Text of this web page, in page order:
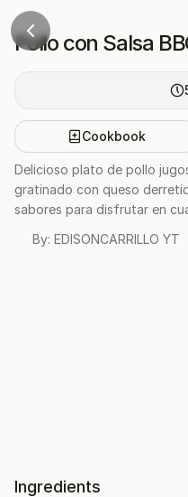
Pollo con Salsa
Cookbook
Delicioso plato de pollo
gratinado con queso
sabores para disfrutar en
By: EDISONCARRILLO YT
Ingredients